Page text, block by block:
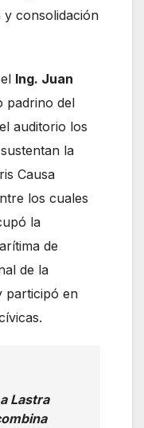
y consolidación
Ing. Juan
padrino del
auditorio los
la
Causa
los cuales
la
de
de la
participó en
Lastra